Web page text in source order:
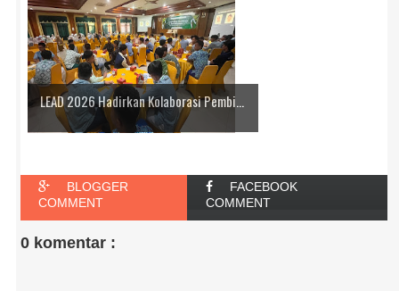
LEAD 2026 Hadirkan Kolaborasi Pembi...
BLOGGER
COMMENT
FACEBOOK
COMMENT
0 komentar :